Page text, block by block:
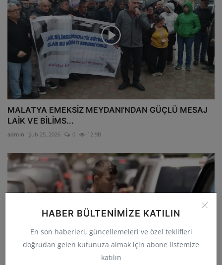
HABER BÜLTENIMIZE KATILIN
En son haberleri, güncellemeleri ve özel teklifleri
doğrudan gelen kutunuza almak için abone listemize
katılın
MALATYA EMEKSİZ MEYDANI’NDAN GÜÇLÜ MESAJ
LAİK VE BİLİMS...
admin Şub 25, 2026 0 12.9B